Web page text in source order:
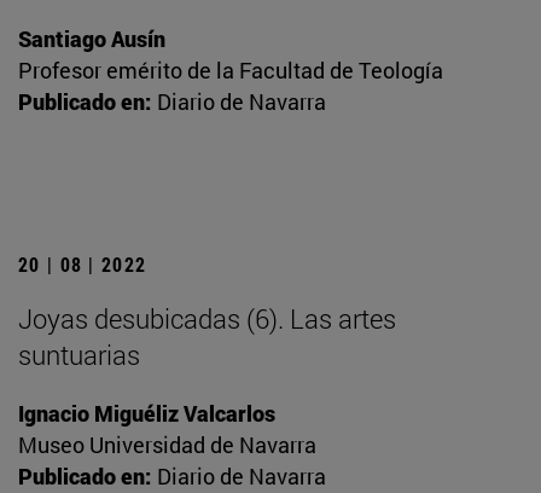
Santiago Ausín
Profesor emérito de la Facultad de Teología
Publicado en: Diario de Navarra
20 | 08 | 2022
Joyas desubicadas (6). Las artes
suntuarias
Ignacio Miguéliz Valcarlos
Museo Universidad de Navarra
Publicado en: Diario de Navarra